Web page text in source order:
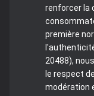
renforcer la
première
20488),
le respect
modération